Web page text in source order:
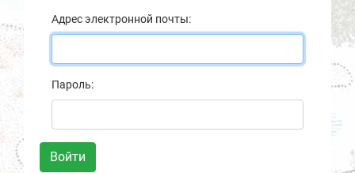
Новости
О нас
Контакты
Адрес электронной почты:
Пароль: